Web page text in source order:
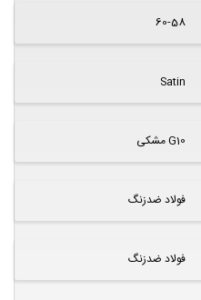
60-58
Satin
G10 مشکی
فولاد ضدزنگ
فولاد ضدزنگ